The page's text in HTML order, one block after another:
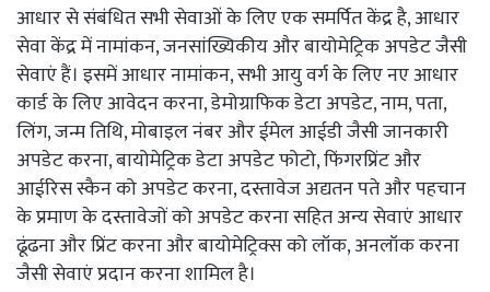
आधार से संबंधित सभी सेवाओं के लिए एक समर्पित केंद्र है, आधार
सेवा केंद्र में नामांकन, जनसांख्यिकीय और बायोमेट्रिक अपडेट जैसी
सेवाएं हैं। इसमें आधार नामांकन, सभी आयु वर्ग के लिए नए आधार
कार्ड के लिए आवेदन करना, डेमोग्राफिक डेटा अपडेट, नाम, पता,
लिंग, जन्म तिथि, मोबाइल नंबर और ईमेल आईडी जैसी जानकारी
अपडेट करना, बायोमेट्रिक डेटा अपडेट फोटो, फिंगरप्रिंट और
आईरिस स्कैन को अपडेट करना, दस्तावेज अद्यतन पते और पहचान
के प्रमाण के दस्तावेजों को अपडेट करना सहित अन्य सेवाएं आधार
ढूंढना और प्रिंट करना और बायोमेट्रिक्स को लॉक, अनलॉक करना
जैसी सेवाएं प्रदान करना शामिल है।